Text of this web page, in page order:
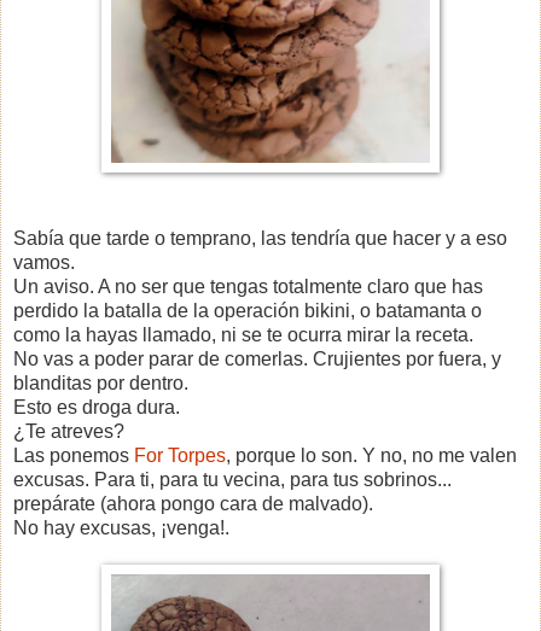
Sabía que tarde o temprano, las tendría que hacer y a eso
vamos.
Un aviso. A no ser que tengas totalmente claro que has
perdido la batalla de la operación bikini, o batamanta o
como la hayas llamado, ni se te ocurra mirar la receta.
No vas a poder parar de comerlas. Crujientes por fuera, y
blanditas por dentro.
Esto es droga dura.
¿Te atreves?
Las ponemos For Torpes, porque lo son. Y no, no me valen
excusas. Para ti, para tu vecina, para tus sobrinos...
prepárate (ahora pongo cara de malvado).
No hay excusas, ¡venga!.